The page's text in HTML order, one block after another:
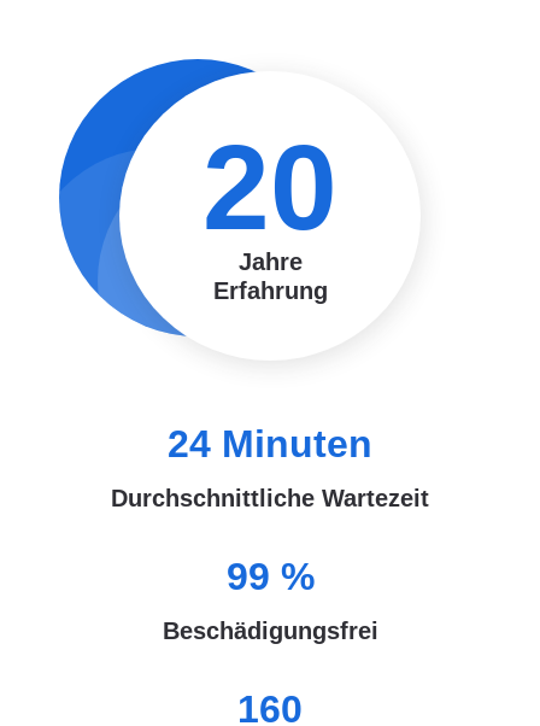
20
Jahre
Erfahrung
24 Minuten
Durchschnittliche Wartezeit
99 %
Beschädigungsfrei
160